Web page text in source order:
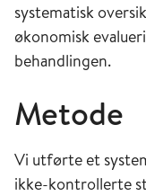
systematisk
økonomisk
behandlingen.
Metode
Vi utførte et
ikke-kontrollerte